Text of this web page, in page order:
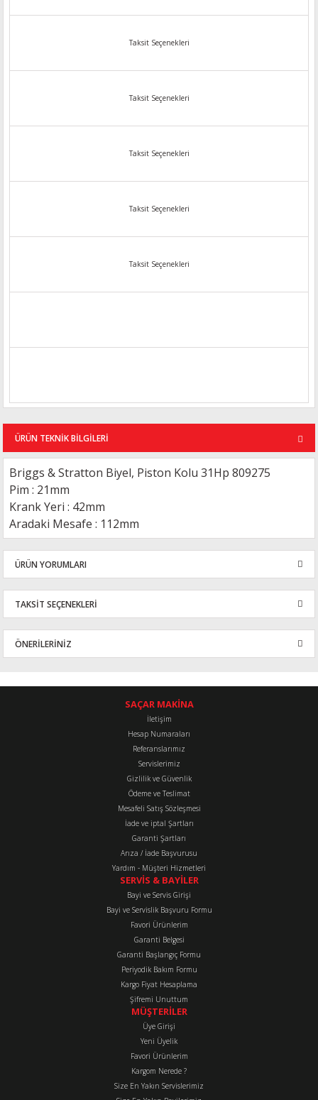
Taksit Seçenekleri
Taksit Seçenekleri
Taksit Seçenekleri
Taksit Seçenekleri
Taksit Seçenekleri
ÜRÜN TEKNİK BİLGİLERİ
Briggs & Stratton Biyel, Piston Kolu 31Hp 809275
Pim : 21mm
Krank Yeri : 42mm
Aradaki Mesafe : 112mm
ÜRÜN YORUMLARI
Bu ürüne ilk yorumu siz yapın!
TAKSİT SEÇENEKLERİ
ÖNERİLERİNİZ
konularda yetersiz gördüğünüz noktaları öneri formunu kullanarak
Görüş ve önerileriniz için teşekkür ederiz.
Ürün resmi kalitesiz, bozuk veya görüntülenemiyor.
Ürün bilgilerinde hatalar bulunuyor.
Ürün fiyatı diğer sitelerden daha pahalı.
Bu ürüne benzer farklı alternatifler olmalı.
Gönder
SAÇAR MAKİNA
İletişim
Hesap Numaraları
Referanslarımız
Servislerimiz
Gizlilik ve Güvenlik
Ödeme ve Teslimat
Mesafeli Satış Sözleşmesi
İade ve iptal Şartları
Garanti Şartları
Arıza / İade Başvurusu
Yardım - Müşteri Hizmetleri
SERVİS & BAYİLER
Bayi ve Servis Girişi
Bayi ve Servislik Başvuru Formu
Favori Ürünlerim
Garanti Belgesi
Garanti Başlangıç Formu
Periyodik Bakım Formu
Kargo Fiyat Hesaplama
Şifremi Unuttum
MÜŞTERİLER
Üye Girişi
Yeni Üyelik
Favori Ürünlerim
Kargom Nerede ?
Size En Yakın Servislerimiz